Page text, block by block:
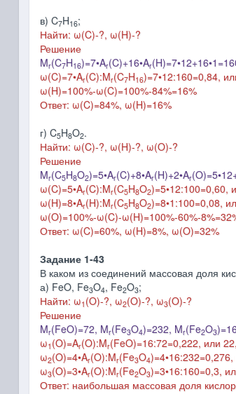
в) C7H16;
Найти: ω(C)-?, ω(H)-?
Решение
Mr(C7H16)=7•Ar(C)+16•Ar
ω(C)=7•Ar(C):Mr(C7H16)=7•12:160=0,84,
ω(H)=100%-ω(C)=100%-84%=16%
Ответ: ω(C)=84%, ω(H)=16%
г) C5H8O2.
Найти: ω(C)-?, ω(H)-?, ω(O)-?
Решение
Mr(C5H8O2)=5•Ar(C)+8•Ar(H)+2•Ar(O)=5•12
ω(C)=5•Ar(C):Mr(C5H8O2)=5•12:100=0,60,
ω(H)=8•Ar(H):Mr(C5H8O2)=8•1 :100=0,08,
ω(O)=100%-ω(C)-ω(H)=100%-60%-
Ответ: ω(C)=60%, ω(H)=8%, ω(O)=32%
Задание 1-43
В каком из соединений массовая доля
а) FeO, Fe3O4, Fe2O3;
Найти: ω1 (O)-?, ω2(O)-?, ω3(O)-?
Решение
Mr(FeO)=72, Mr(Fe3O4)=232, Mr(Fe2O3
ω1 (O)=Ar(O):Mr(FeO)=16:72=0,222, или
ω2(O)=4•Ar(O):Mr(Fe3O4)=4•16
ω3(O)=3•Ar(O):Mr(Fe2O3)=3•16:160=0,3,
Ответ: наибольшая массовая доля